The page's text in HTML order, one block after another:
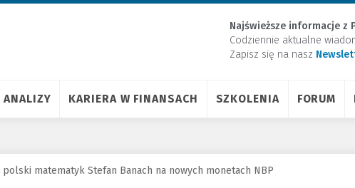
Najświeższe informacje z
Codziennie aktualne
Zapisz się na nasz
ANALIZY KARIERA W FINANSACH SZKOLENIA FORUM
matematyk Stefan Banach na nowych monetach NBP